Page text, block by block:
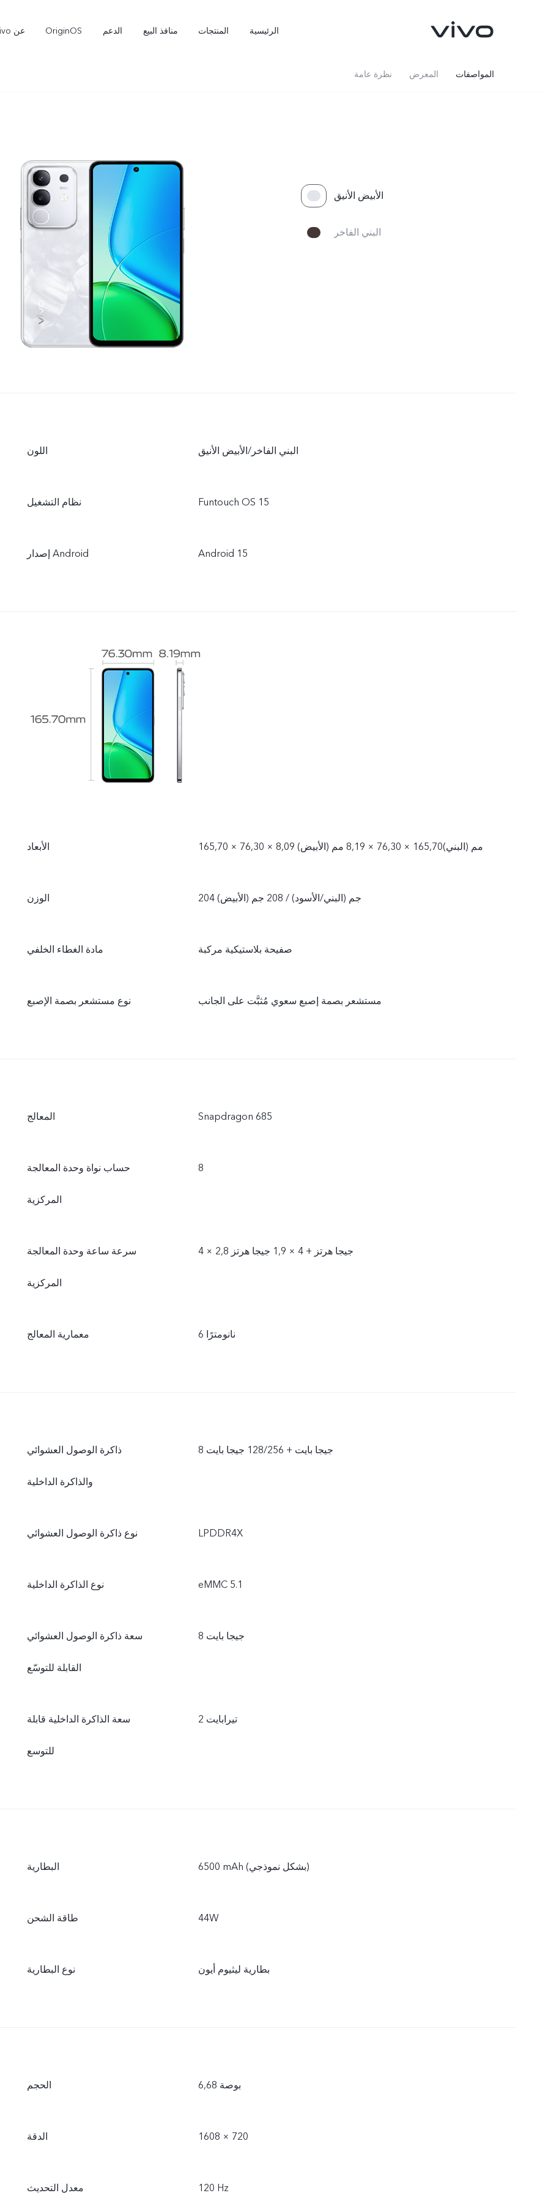
الرئيسية المنتجات منافذ البيع الدعم OriginOS عن vivo
نظرة عامة المعرض المواصفات
الأبيض الأنيق
البني الفاخر
اللون البني الفاخر/الأبيض الأنيق
نظام التشغيل Funtouch OS 15
إصدار Android Android 15
الأبعاد 165,70 × 76,30 × 8,09 مم (البني)165,70 × 76,30 × 8,19 مم (الأبيض)
الوزن 204 جم (البني/الأسود) / 208 جم (الأبيض)
مادة الغطاء الخلفي صفيحة بلاستيكية مركبة
نوع مستشعر بصمة الإصبع مستشعر بصمة إصبع سعوي مُثبَّت على الجانب
المعالج Snapdragon 685
حساب نواة وحدة المعالجة
المركزية
8
سرعة ساعة وحدة المعالجة
المركزية
4 × 2,8 جيجا هرتز + 4 × 1,9 جيجا هرتز
معمارية المعالج 6 نانومترًا
ذاكرة الوصول العشوائي
والذاكرة الداخلية
8 جيجا بايت + 128/256 جيجا بايت
نوع ذاكرة الوصول العشوائي LPDDR4X
نوع الذاكرة الداخلية eMMC 5.1
سعة ذاكرة الوصول العشوائي
القابلة للتوسّع
8 جيجا بايت
سعة الذاكرة الداخلية قابلة
للتوسع
2 تيرابايت
البطارية ‎6500 mAh (بشكل نموذجي)
طاقة الشحن 44W
نوع البطارية بطارية ليثيوم أيون
الحجم 6,68 بوصة
الدقة 1608 × 720
معدل التحديث ‎120 Hz